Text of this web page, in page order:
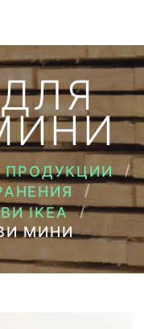
ПРОДУКЦИИ
IKEA
МИНИ